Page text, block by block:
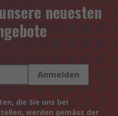
neuesten
Anmelden
die Sie uns bei
werden gemäss der